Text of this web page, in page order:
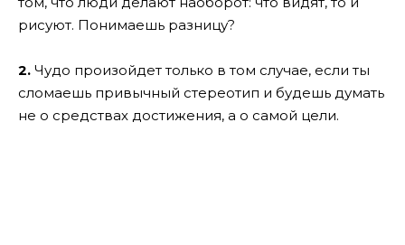
рисуют. Понимаешь разницу?
2. Чудо произойдет только в том случае, если ты
сломаешь привычный стереотип и будешь думать
не о средствах достижения, а о самой цели.